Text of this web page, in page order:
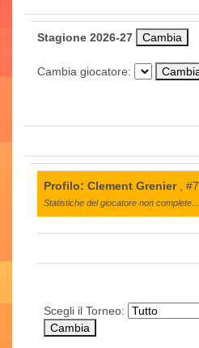
Stagione 2026-27
Cambia giocatore:
Profilo: Clement Grenier, #7
Statistiche del giocatore non complete...
Scegli il Torneo: